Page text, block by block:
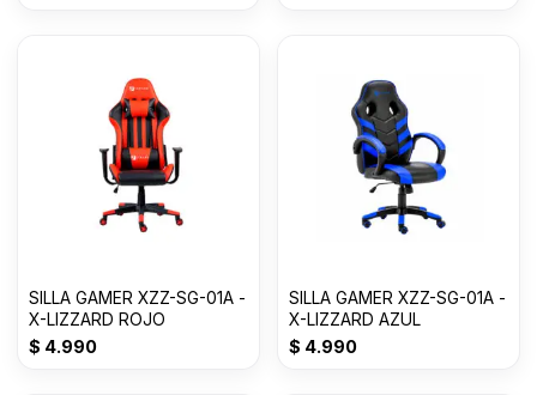
SILLA GAMER XZZ-SG-01A -
X-LIZZARD ROJO
$ 4.990
SILLA GAMER XZZ-SG-01A -
X-LIZZARD AZUL
$ 4.990